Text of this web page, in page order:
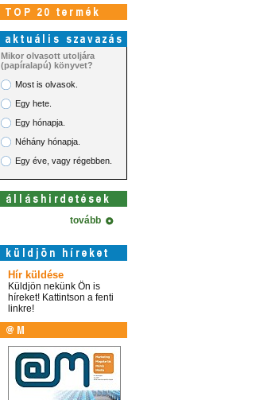
Mikor olvasott utoljára
(papíralapú) könyvet?
Most is olvasok.
Egy hete.
Egy hónapja.
Néhány hónapja.
Egy éve, vagy régebben.
tovább
Hír küldése
Küldjön nekünk Ön is
híreket! Kattintson a fenti
linkre!